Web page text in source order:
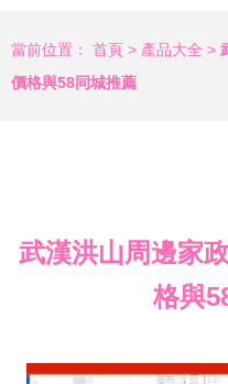
當前位置： 首頁 > 產品大全 >
價格與58同城推薦
武漢洪山周邊家
格與